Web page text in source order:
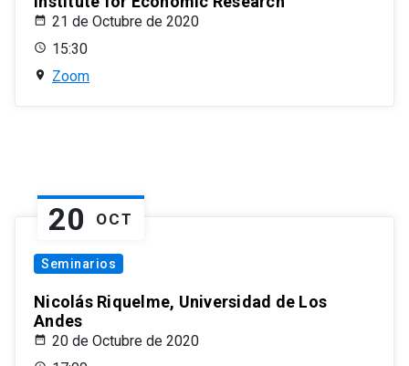
21 de Octubre de 2020
15:30
Zoom
20 OCT
Seminarios
Nicolás Riquelme, Universidad de Los
Andes
20 de Octubre de 2020